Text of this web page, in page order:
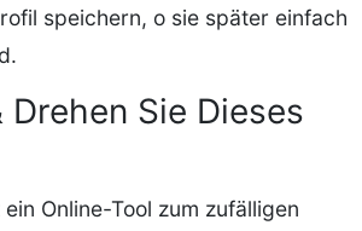
speichern, o sie später einfach
Drehen Sie Dieses
Online-Tool zum zufälligen